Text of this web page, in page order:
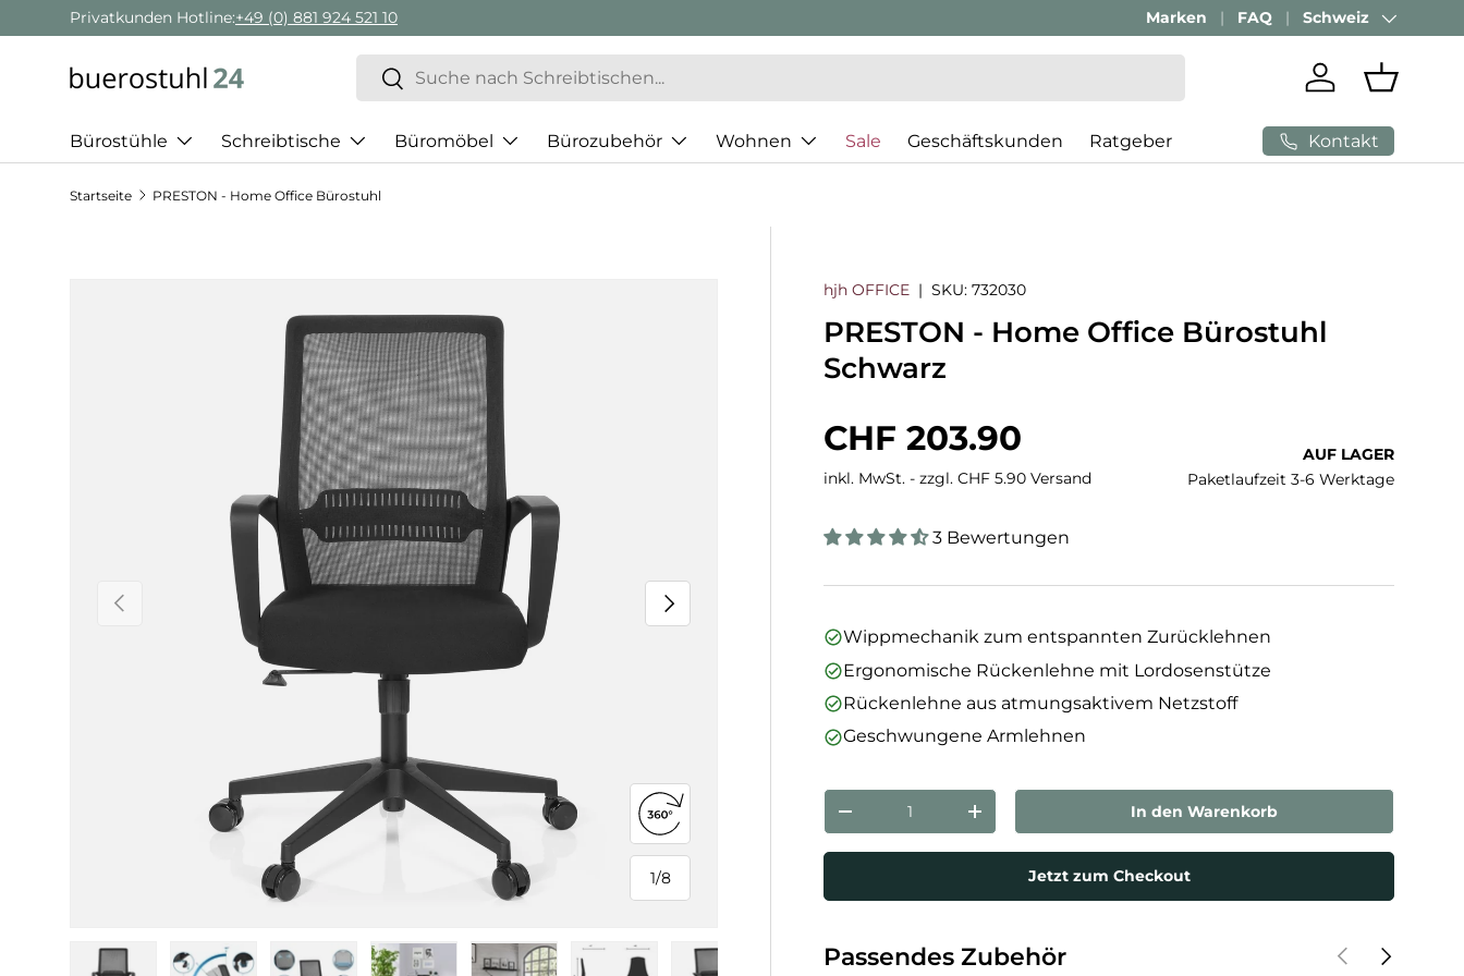
Direkt zum Inhalt
Privatkunden Hotline:+49 (0) 881 924 521 10 Marken FAQ Land/Region
Schweiz
Suchen
Suchen
Einloggen
Bürostühle Schreibtische Büromöbel Bürozubehör Wohnen Sale Geschäftskunden Ratgeber Kontakt
Startseite PRESTON - Home Office Bürostuhl
Zu Produktinformationen springen
Vorherige
1/
von
8
Nächste
360°-Ansicht öffnen
hjh OFFICE |SKU: 732030
PRESTON - Home Office Bürostuhl
Schwarz
Normaler Preis
CHF 203.90
inkl. MwSt. - zzgl. CHF 5.90 Versand
AUF LAGER
Paketlaufzeit 3-6 Werktage
3 Bewertungen
Wippmechanik zum entspannten Zurücklehnen
Ergonomische Rückenlehne mit Lordosenstütze
Rückenlehne aus atmungsaktivem Netzstoff
Geschwungene Armlehnen
Anzahl
Menge verringernMenge erhöhen In den Warenkorb
Jetzt zum Checkout
Passendes Zubehör VorherigeNächste